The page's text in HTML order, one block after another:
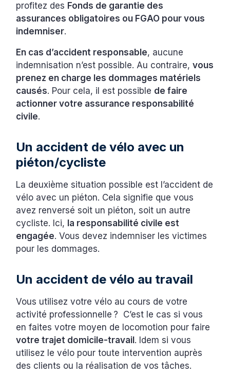
profitez des Fonds de garantie des
assurances obligatoires ou FGAO pour vous
indemniser.
En cas d’accident responsable, aucune
indemnisation n’est possible. Au contraire,vous
prenez en charge les dommages matériels
causés. Pour cela, il est possible de faire
actionner votre assurance responsabilité
civile.
‍Un accident de vélo avec un
piéton/cycliste
La deuxième situation possible est l’accident de
vélo avec un piéton. Cela signifie que vous
avez renversé soit un piéton, soit un autre
cycliste. Ici, la responsabilité civile est
engagée. Vous devez indemniser les victimes
pour les dommages.
‍Un accident de vélo au travail
Vous utilisez votre vélo au cours de votre
activité professionnelle ? C’est le cas si vous
en faites votre moyen de locomotion pour faire
votre trajet domicile-travail . Idem si vous
utilisez le vélo pour toute intervention auprès
des clients ou la réalisation de vos tâches.